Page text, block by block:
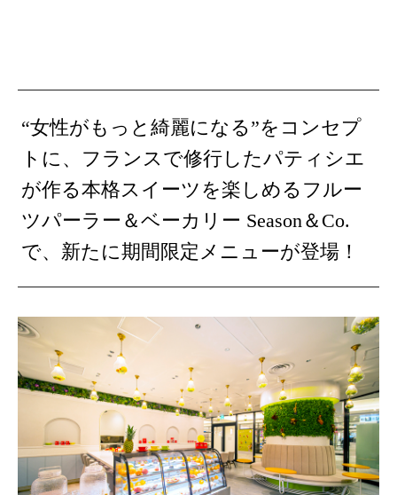
“女性がもっと綺麗になる”をコンセプ
トに、フランスで修行したパティシエ
が作る本格スイーツを楽しめるフルー
ツパーラー＆ベーカリー Season＆Co.
で、新たに期間限定メニューが登場！